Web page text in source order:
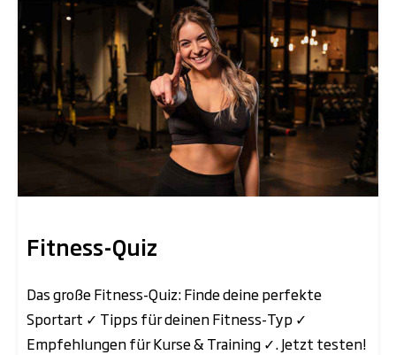
Fitness-Quiz
Das große Fitness-Quiz: Finde deine perfekte
Sportart ✓ Tipps für deinen Fitness-Typ ✓
Empfehlungen für Kurse & Training ✓. Jetzt testen!